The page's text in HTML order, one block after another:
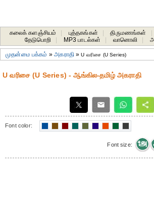
கலைக் களஞ்சியம் புத்தகங்கள் திருமணங்கள்
தேடுபொறி
MP3 பாடல்கள் வானொலி
முதன்மை பக்கம் »அகராதி»U வரிசை (U Series)
U வரிசை (U Series) - ஆங்கில-தமிழ் அகராதி
Font color:
Font size: